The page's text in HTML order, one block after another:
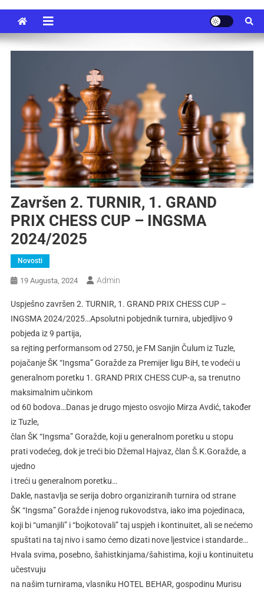
Završen 2. TURNIR, 1. GRAND
PRIX CHESS CUP – INGSMA
2024/2025
Novosti
19 Augusta, 2024 Admin
Uspješno završen 2. TURNIR, 1. GRAND PRIX CHESS CUP –
INGSMA 2024/2025…Apsolutni pobjednik turnira, ubjedljivo 9
pobjeda iz 9 partija,
sa rejting performansom od 2750, je FM Sanjin Čulum iz Tuzle,
pojačanje ŠK “Ingsma” Goražde za Premijer ligu BiH, te vodeći u
generalnom poretku 1. GRAND PRIX CHESS CUP-a, sa trenutno
maksimalnim učinkom
od 60 bodova…Danas je drugo mjesto osvojio Mirza Avdić, također
iz Tuzle,
član ŠK “Ingsma” Goražde, koji u generalnom poretku u stopu
prati vodećeg, dok je treći bio Džemal Hajvaz, član Š.K.Goražde, a
ujedno
i treći u generalnom poretku…
Dakle, nastavlja se serija dobro organiziranih turnira od strane
ŠK “Ingsma” Goražde i njenog rukovodstva, iako ima pojedinaca,
koji bi “umanjili” i “bojkotovali” taj uspjeh i kontinuitet, ali se nećemo
spuštati na taj nivo i samo ćemo dizati nove ljestvice i standarde…
Hvala svima, posebno, šahistkinjama/šahistima, koji u kontinuitetu
učestvuju
na našim turnirama, vlasniku HOTEL BEHAR, gospodinu Murisu